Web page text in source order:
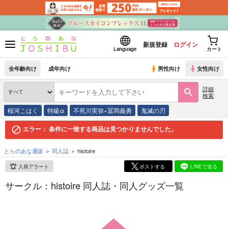
Language
新規登録 ログイン
カート
全年齢向け 成年向け 男性向け 女性向け
詳細
検索
桜河こはく 特級α 不死川実弥×冨岡義勇 鬼滅の刃
エラー： 条件に一致する商品は見つかりませんでした。
とらのあな通販 同人誌 histoire
入荷アラート ポストする LINEで送る
サークル：histoire 同人誌・同人グッズ一覧